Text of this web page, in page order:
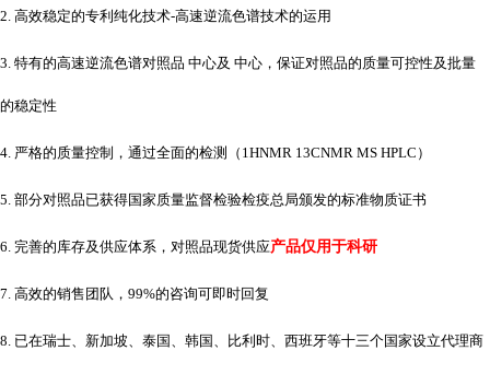
2. 高效稳定的专利纯化技术-高速逆流色谱技术的运用
3. 特有的高速逆流色谱对照品 中心及 中心，保证对照品的质量可控性及批量
的稳定性
4. 严格的质量控制，通过全面的检测（1HNMR 13CNMR MS HPLC）
5. 部分对照品已获得国家质量监督检验检疫总局颁发的标准物质证书
6. 完善的库存及供应体系，对照品现货供应产品仅用于科研
7. 高效的销售团队，99%的咨询可即时回复
8. 已在瑞士、新加坡、泰国、韩国、比利时、西班牙等十三个国家设立代理商